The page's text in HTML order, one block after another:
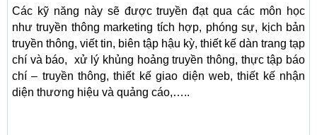
Các kỹ năng này sẽ được truyền đạt qua các môn học
như truyền thông marketing tích hợp, phóng sự, kịch bản
truyền thông, viết tin, biên tập hậu kỳ, thiết kế dàn trang tạp
chí và báo, xử lý khủng hoảng truyền thông, thực tập báo
chí – truyền thông, thiết kế giao diện web, thiết kế nhận
diện thương hiệu và quảng cáo,…..